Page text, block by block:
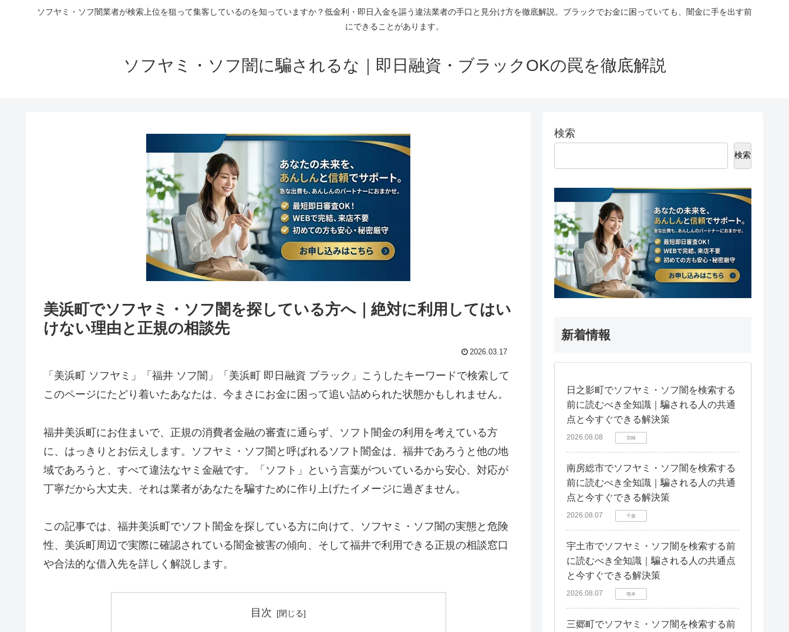
ソフヤミ・ソフ闇業者が検索上位を狙って集客しているのを知っていますか？低金利・即日入金を謳う違法業者の手口と見分け方を徹底解説。ブラックでお金に困っていても、闇金に手を出す前
にできることがあります。
ソフヤミ・ソフ闇に騙されるな｜即日融資・ブラックOKの罠を徹底解説
美浜町でソフヤミ・ソフ闇を探している方へ｜絶対に利用してはい
けない理由と正規の相談先
2026.03.17
「美浜町 ソフヤミ」「福井 ソフ闇」「美浜町 即日融資 ブラック」こうしたキーワードで検索して
このページにたどり着いたあなたは、今まさにお金に困って追い詰められた状態かもしれません。
福井美浜町にお住まいで、正規の消費者金融の審査に通らず、ソフト闇金の利用を考えている方
に、はっきりとお伝えします。ソフヤミ・ソフ闇と呼ばれるソフト闇金は、福井であろうと他の地
域であろうと、すべて違法なヤミ金融です。「ソフト」という言葉がついているから安心、対応が
丁寧だから大丈夫、それは業者があなたを騙すために作り上げたイメージに過ぎません。
この記事では、福井美浜町でソフト闇金を探している方に向けて、ソフヤミ・ソフ闇の実態と危険
性、美浜町周辺で実際に確認されている闇金被害の傾向、そして福井で利用できる正規の相談窓口
や合法的な借入先を詳しく解説します。
目次
検索
検索
新着情報
日之影町でソフヤミ・ソフ闇を検索する
前に読むべき全知識｜騙される人の共通
点と今すぐできる解決策
2026.08.08 宮崎
南房総市でソフヤミ・ソフ闇を検索する
前に読むべき全知識｜騙される人の共通
点と今すぐできる解決策
2026.08.07 千葉
宇土市でソフヤミ・ソフ闇を検索する前
に読むべき全知識｜騙される人の共通点
と今すぐできる解決策
2026.08.07 熊本
三郷町でソフヤミ・ソフ闇を検索する前